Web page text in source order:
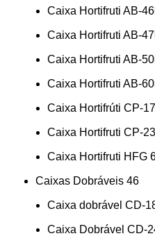
Caixa Hortifruti AB-
Caixa Hortifruti AB-
Caixa Hortifruti AB-
Caixa Hortifruti AB-
Caixa Hortifrúti CP-17
Caixa Hortifruti CP-23
Caixa Hortifruti HFG
Caixas Dobráveis 46
Caixa dobrável CD-
Caixa Dobrável CD-